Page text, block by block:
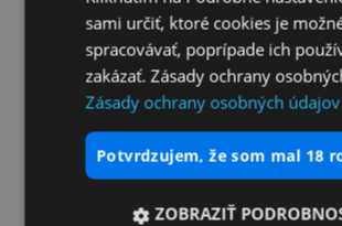
sami určiť, ktoré cookies je
spracovávať, poprípade ich
zakázať. Zásady ochrany
Zásady ochrany osobných údajov
potvrdzujem, že som mal 18
ZOBRAZIŤ